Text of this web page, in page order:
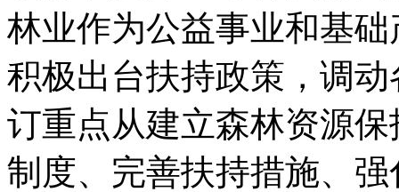
林业作为公益事业和基
积极出台扶持政策，调
订重点从建立森林资源
制度、完善扶持措施、